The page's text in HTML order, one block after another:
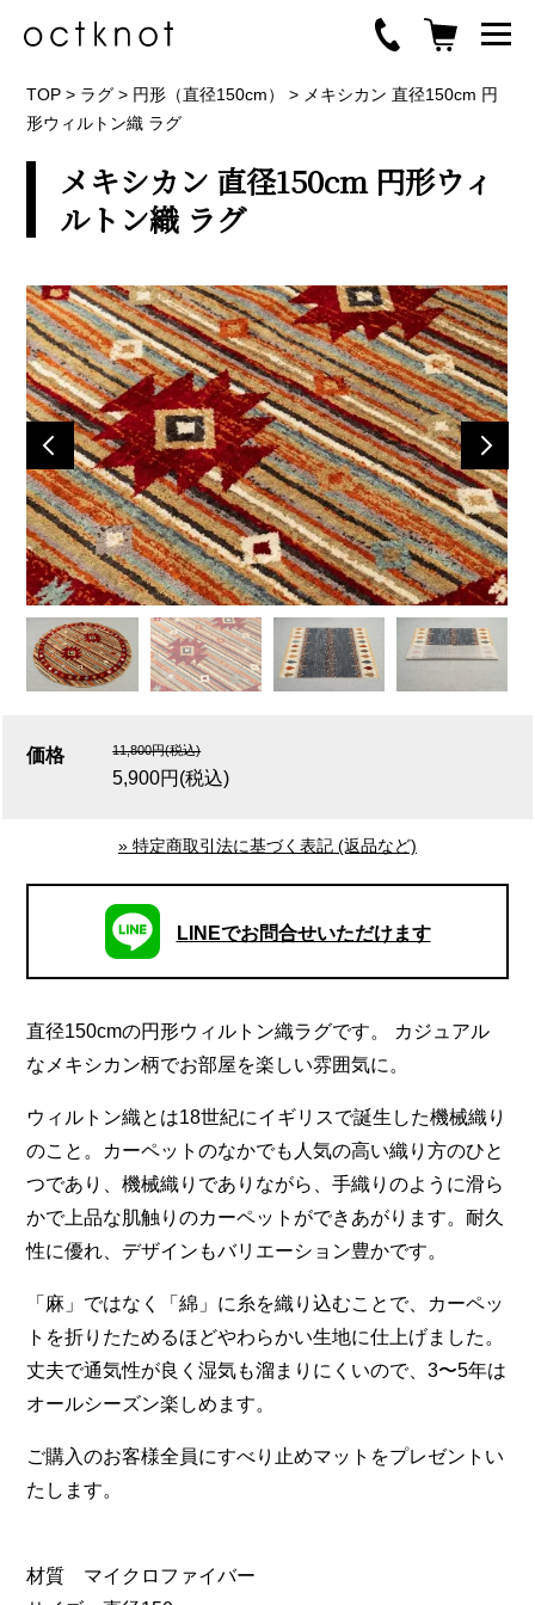
TOP > ラグ > 円形（直径150cm） > メキシカン 直径150cm 円
形ウィルトン織 ラグ
メキシカン 直径150cm 円形ウィ
ルトン織 ラグ
価格 11,800円(税込)
5,900円(税込)
» 特定商取引法に基づく表記 (返品など)
LINEでお問合せいただけます
直径150cmの円形ウィルトン織ラグです。 カジュアル
なメキシカン柄でお部屋を楽しい雰囲気に。
ウィルトン織とは18世紀にイギリスで誕生した機械織り
のこと。カーペットのなかでも人気の高い織り方のひと
つであり、機械織りでありながら、手織りのように滑ら
かで上品な肌触りのカーペットができあがります。耐久
性に優れ、デザインもバリエーション豊かです。
「麻」ではなく「綿」に糸を織り込むことで、カーペッ
トを折りたためるほどやわらかい生地に仕上げました。
丈夫で通気性が良く湿気も溜まりにくいので、3〜5年は
オールシーズン楽しめます。
ご購入のお客様全員にすべり止めマットをプレゼントい
たします。
材質 マイクロファイバー